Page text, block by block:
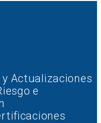
Actualizaciones
e